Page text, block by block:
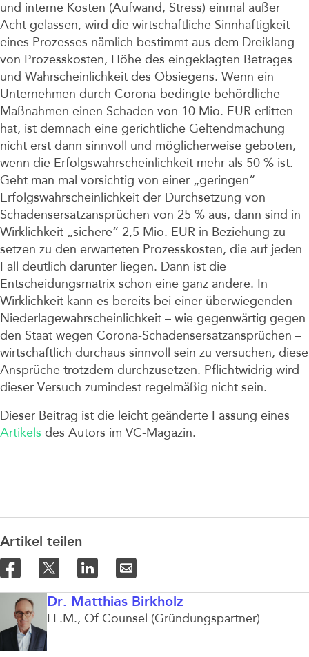
und interne Kosten (Aufwand, Stress) einmal außer
Acht gelassen, wird die wirtschaftliche Sinnhaftigkeit
eines Prozesses nämlich bestimmt aus dem Dreiklang
von Prozesskosten, Höhe des eingeklagten Betrages
und Wahrscheinlichkeit des Obsiegens. Wenn ein
Unternehmen durch Corona-bedingte behördliche
Maßnahmen einen Schaden von 10 Mio. EUR erlitten
hat, ist demnach eine gerichtliche Geltendmachung
nicht erst dann sinnvoll und möglicherweise geboten,
wenn die Erfolgswahrscheinlichkeit mehr als 50 % ist.
Geht man mal vorsichtig von einer „geringen“
Erfolgswahrscheinlichkeit der Durchsetzung von
Schadensersatzansprüchen von 25 % aus, dann sind in
Wirklichkeit „sichere“ 2,5 Mio. EUR in Beziehung zu
setzen zu den erwarteten Prozesskosten, die auf jeden
Fall deutlich darunter liegen. Dann ist die
Entscheidungsmatrix schon eine ganz andere. In
Wirklichkeit kann es bereits bei einer überwiegenden
Niederlagewahrscheinlichkeit – wie gegenwärtig gegen
den Staat wegen Corona-Schadensersatzansprüchen –
wirtschaftlich durchaus sinnvoll sein zu versuchen, diese
Ansprüche trotzdem durchzusetzen. Pflichtwidrig wird
dieser Versuch zumindest regelmäßig nicht sein.
Dieser Beitrag ist die leicht geänderte Fassung eines
Artikels des Autors im VC-Magazin.
Artikel teilen
Dr. Matthias Birkholz
LL.M. Of Counsel (Gründungspartner)